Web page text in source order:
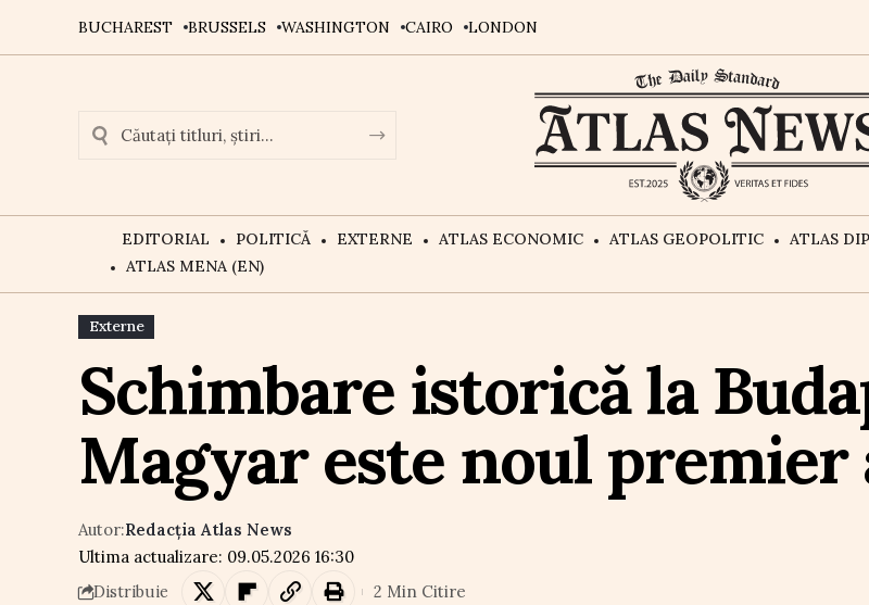
BUCHAREST BRUSSELS WASHINGTON CAIRO LONDON
EDITORIAL POLITICĂ EXTERNE ATLAS ECONOMIC ATLAS GEOPOLITIC ATLAS
ATLAS MENA (EN)
Externe
Schimbare istorică la
Magyar este noul premier
Ultima actualizare: 09.05.2026 16:30
Autor:Redacția Atlas News
Distribuie 2 Min Citire